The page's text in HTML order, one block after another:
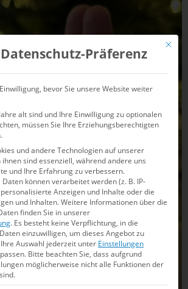
Mit
Datenschutz-Präferenz
bevor Sie unsere Website weiter
alt sind und Ihre Einwilligung zu optionalen
müssen Sie Ihre Erziehungsberechtigten
und andere Technologien auf unserer
ihnen sind essenziell, während andere uns
und Ihre Erfahrung zu verbessern.
können verarbeitet werden (z. B. IP-
Anzeigen und Inhalte oder die
und Inhalten.Weitere Informationen über die
finden Sie in unserer
. Es besteht keine Verpflichtung, in die
einzuwilligen, um dieses Angebot zu
Auswahl jederzeit unter Einstellungen
Bitte beachten Sie, dass aufgrund
möglicherweise nicht alle Funktionen der